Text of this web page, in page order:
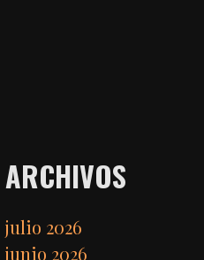
ARCHIVOS
julio 2026
junio 2026